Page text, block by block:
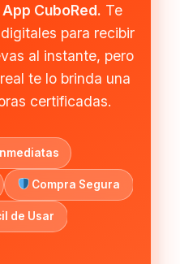
CuboRed. Te
para recibir
al instante, pero
te lo brinda una
certificadas.
Compra Segura
de Usar